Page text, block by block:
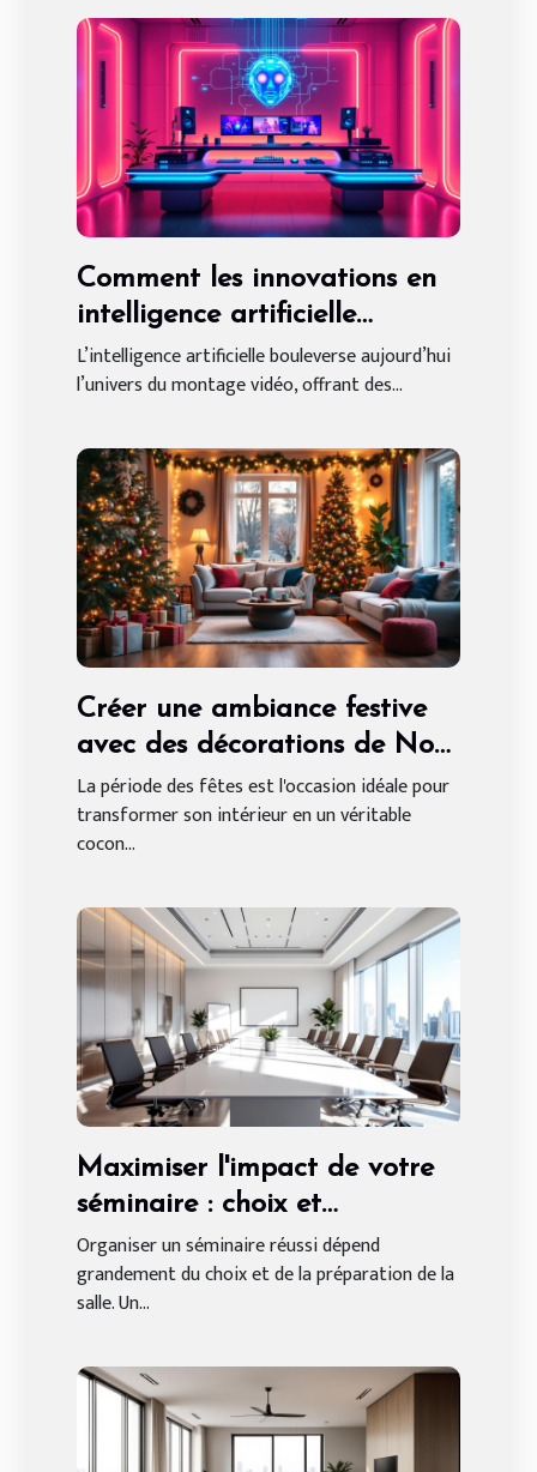
Comment les innovations en
intelligence artificielle
transforment le montage
vidéo ?
L’intelligence artificielle bouleverse aujourd’hui
l’univers du montage vidéo, offrant des...
Créer une ambiance festive
avec des décorations de Noël
sur mesure
La période des fêtes est l'occasion idéale pour
transformer son intérieur en un véritable
cocon...
Maximiser l'impact de votre
séminaire : choix et
préparation de salle
Organiser un séminaire réussi dépend
grandement du choix et de la préparation de la
salle. Un...